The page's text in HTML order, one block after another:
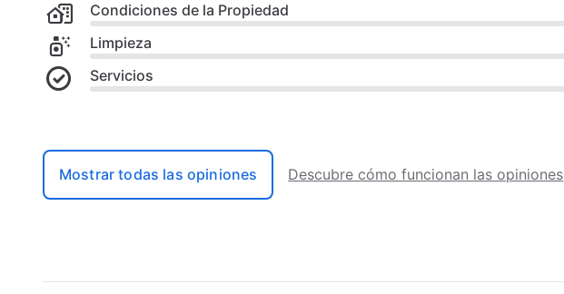
Condiciones de la Propiedad
Limpieza
Servicios
Mostrar todas las opiniones Descubre cómo funcionan las opiniones